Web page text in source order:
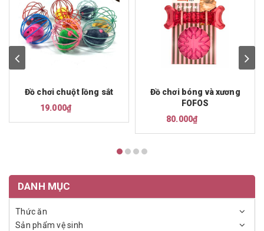
Đồ chơi chuột lồng sắt
19.000₫
Đồ chơi bóng và xương
FOFOS
80.000₫
DANH MỤC
Thức ăn
Sản phẩm vệ sinh